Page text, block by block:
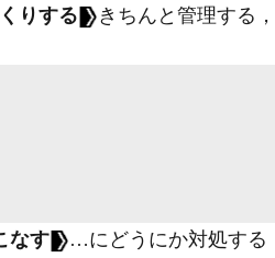
りする
きちんと管理する
なす …にどうにか対処する